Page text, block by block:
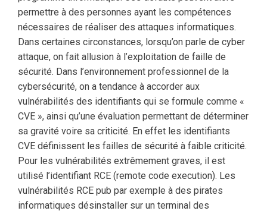
permettre à des personnes ayant les compétences
nécessaires de réaliser des attaques informatiques.
Dans certaines circonstances, lorsqu’on parle de cyber
attaque, on fait allusion à l’exploitation de faille de
sécurité. Dans l’environnement professionnel de la
cybersécurité, on a tendance à accorder aux
vulnérabilités des identifiants qui se formule comme «
CVE », ainsi qu’une évaluation permettant de déterminer
sa gravité voire sa criticité. En effet les identifiants
CVE définissent les failles de sécurité à faible criticité.
Pour les vulnérabilités extrêmement graves, il est
utilisé l’identifiant RCE (remote code execution). Les
vulnérabilités RCE pub par exemple à des pirates
informatiques désinstaller sur un terminal des